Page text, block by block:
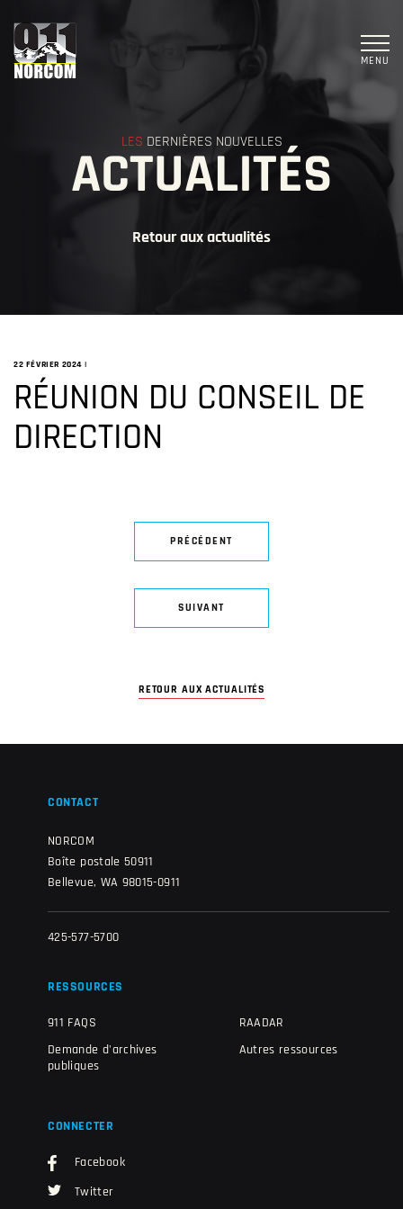
MENU
LES DERNIÈRES NOUVELLES
ACTUALITÉS
Retour aux actualités
22 FÉVRIER 2024 |
RÉUNION DU CONSEIL DE
DIRECTION
PRÉCÉDENT
SUIVANT
RETOUR AUX ACTUALITÉS
CONTACT
NORCOM
Boîte postale 50911
Bellevue, WA 98015-0911
425-577-5700
RESSOURCES
911 FAQS
Demande d'archives
publiques
RAADAR
Autres ressources
CONNECTER
Facebook
Twitter